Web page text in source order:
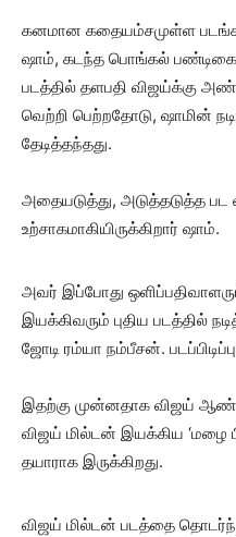
கனமான கதையம்சமுள்ள
ஷாம், கடந்த பொங்கல்
படத்தில் தளபதி விஜய்க்கு
வெற்றி பெற்றதோடு, ஷாமின்
தேடித்தந்தது.
அதையடுத்து, அடுத்தடுத்த பட
உற்சாகமாகியிருக்கிறார் ஷாம்.
அவர் இப்போது
இயக்கிவரும் புதிய படத்தில்
ஜோடி ரம்யா நம்பீசன்.
இதற்கு முன்னதாக விஜய்
விஜய் மில்டன் இயக்கிய ‘மழை
தயாராக இருக்கிறது.
விஜய் மில்டன் படத்தை